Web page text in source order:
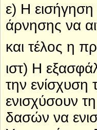
ε) Η εισήγηση
άρνησης να
και τέλος η
ιστ) Η
την
ενισχύσουν
δασών να